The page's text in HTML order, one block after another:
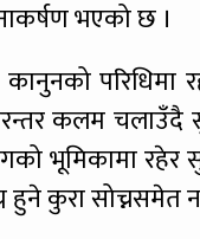
भएको छ ।
परिधिमा
कलम चलाउँदै
भूमिकामा
कुरा सोच्नसमेत